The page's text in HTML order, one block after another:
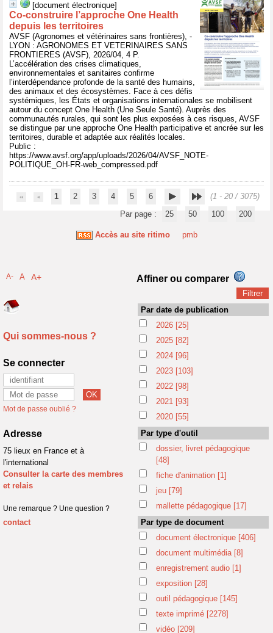
[document électronique]
Co-construire l’approche One Health
depuis les territoires
AVSF (Agronomes et vétérinaires sans frontières), -
LYON : AGRONOMES ET VETERINAIRES SANS
FRONTIERES (AVSF), 2026/04, 4 P.
L’accélération des crises climatiques,
environnementales et sanitaires confirme
l’interdépendance profonde de la santé des humains,
des animaux et des écosystèmes. Face à ces défis
systémiques, les États et organisations internationales se mobilisent
autour du concept One Health (Une Seule Santé). Auprès des
communautés rurales, qui sont les plus exposées à ces risques, AVSF
se distingue par une approche One Health participative et ancrée sur les
territoires, durable et adaptée aux réalités locales.
Public :
https://www.avsf.org/app/uploads/2026/04/AVSF_NOTE-
POLITIQUE_OH-FR-web_compressed.pdf
1 2 3 4 5 6
(1 - 20 / 3075)
Par page :
25 50 100 200
Accès au site ritimo pmb
A- A A+
Qui sommes-nous ?
Se connecter
Mot de passe oublié ?
Adresse
75 lieux en France et à
l'international
Consulter la carte des membres
et relais
Une remarque ? Une question ?
contact
Affiner ou comparer
Par date de publication
2026 [25]
2025 [82]
2024 [96]
2023 [103]
2022 [98]
2021 [93]
2020 [55]
Par type d'outil
dossier, livret pédagogique
[48]
fiche d'animation [1]
jeu [79]
mallette pédagogique [17]
Par type de document
document électronique [406]
document multimédia [8]
enregistrement audio [1]
exposition [28]
outil pédagogique [145]
texte imprimé [2278]
vidéo [209]